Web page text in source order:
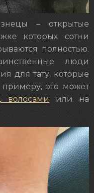
– открытые
которых сотни
полностью.
люди
для тату, которые
это может
или на